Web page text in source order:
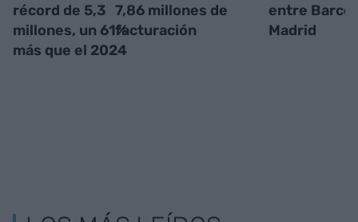
récord de 5,3
millones, un 61%
más que el 2024
7,86 millones de
facturación
entre
Madrid